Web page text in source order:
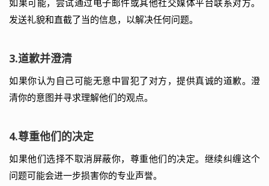
如果可能，尝试通过电子邮件或其他社交媒体平台联系对方。
发送礼貌和直截了当的信息，以解决任何问题。
3.道歉并澄清
如果你认为自己可能无意中冒犯了对方，提供真诚的道歉。澄
清你的意图并寻求理解他们的观点。
4.尊重他们的决定
如果他们选择不取消屏蔽你，尊重他们的决定。继续纠缠这个
问题可能会进一步损害你的专业声誉。